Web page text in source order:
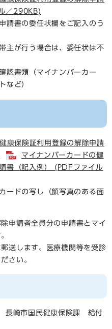
／290KB)
請書の委任状欄をご記入のう
主が行う場合は、委任状は不
認書類（マイナンバーカー
など）
康保険証利用登録の解除申請
マイナンバーカードの健
書​（記入例） (PDFファイル
ードの写し（顔写真のある面
申請者全員分の申請書とマイ
送します。医療機関等を受診
さい。
崎市国民健康保険課 給付